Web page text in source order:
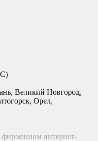
Великий Новгород,
Орел,
интернет-